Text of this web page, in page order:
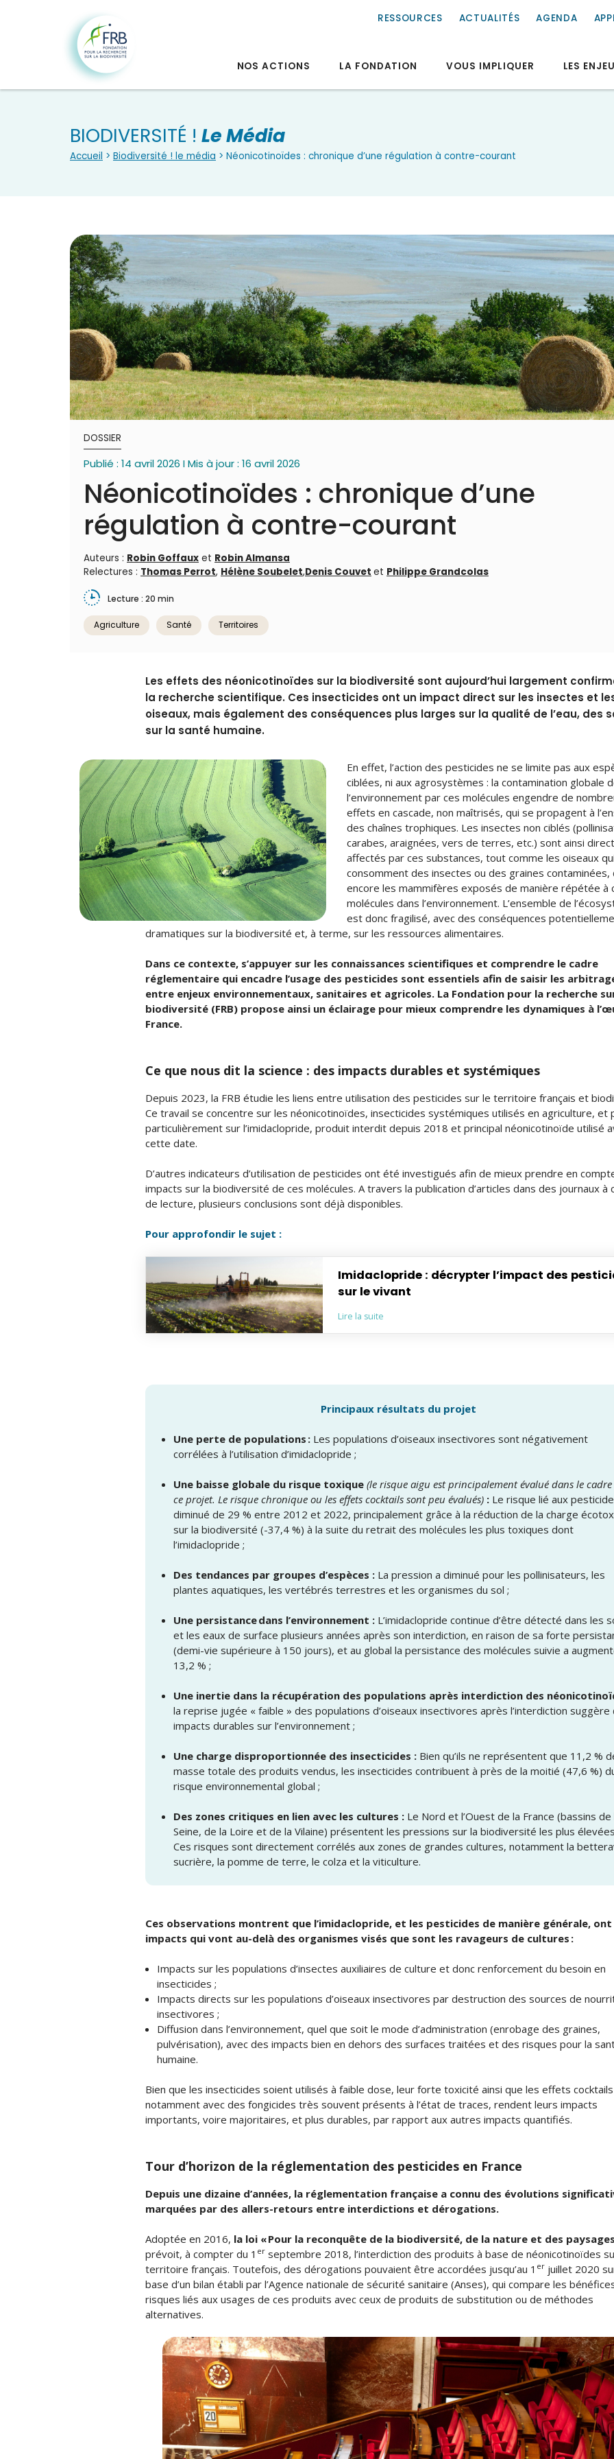
RESSOURCES ACTUALITÉS AGENDA
NOS ACTIONS LA FONDATION VOUS IMPLIQUER LES
BIODIVERSITÉ ! Le Média
Accueil > Biodiversité ! le média > Néonicotinoïdes : chronique d’une régulation à contre-courant
DOSSIER
Publié : 14 avril 2026 I Mis à jour : 16 avril 2026
Néonicotinoïdes : chronique d’une
régulation à contre-courant
Auteurs : Robin Goffaux et Robin Almansa
Relectures : Thomas Perrot, Hélène Soubelet,Denis Couvet et Philippe Grandcolas
Lecture : 20 min
Agriculture Santé Territoires
Les effets des néonicotinoïdes sur la biodiversité sont aujourd’hui largement
la recherche scientifique. Ces insecticides ont un impact direct sur les insectes et
oiseaux, mais également des conséquences plus larges sur la qualité de l’eau, des
sur la santé humaine.
En effet, l’action des pesticides ne se limite pas aux
ciblées, ni aux agrosystèmes : la contamination globale
l’environnement par ces molécules engendre de
effets en cascade, non maîtrisés, qui se propagent à
des chaînes trophiques. Les insectes non ciblés
carabes, araignées, vers de terres, etc.) sont ainsi
affectés par ces substances, tout comme les oiseaux qui
consomment des insectes ou des graines contaminées,
encore les mammifères exposés de manière répétée à
molécules dans l’environnement. L’ensemble de
est donc fragilisé, avec des conséquences
dramatiques sur la biodiversité et, à terme, sur les ressources alimentaires.
Dans ce contexte, s’appuyer sur les connaissances scientifiques et comprendre le cadre
réglementaire qui encadre l’usage des pesticides sont essentiels afin de saisir les
entre enjeux environnementaux, sanitaires et agricoles. La Fondation pour la recherche
biodiversité (FRB) propose ainsi un éclairage pour mieux comprendre les dynamiques à
France.
Ce que nous dit la science : des impacts durables et systémiques
Depuis 2023, la FRB étudie les liens entre utilisation des pesticides sur le territoire français et
Ce travail se concentre sur les néonicotinoïdes, insecticides systémiques utilisés en agriculture, et
particulièrement sur l’imidaclopride, produit interdit depuis 2018 et principal néonicotinoïde utilisé
cette date.
D’autres indicateurs d’utilisation de pesticides ont été investigués afin de mieux prendre en
impacts sur la biodiversité de ces molécules. A travers la publication d’articles dans des journaux à
de lecture, plusieurs conclusions sont déjà disponibles.
Pour approfondir le sujet :
Imidaclopride : décrypter l’impact des
sur le vivant
Lire la suite
Principaux résultats du projet
Une perte de populations : Les populations d’oiseaux insectivores sont négativement
corrélées à l’utilisation d’imidaclopride ;
Une baisse globale du risque toxique(le risque aigu est principalement évalué dans le cadre
ce projet. Le risque chronique ou les effets cocktails sont peu évalués) : Le risque lié aux
diminué de 29 % entre 2012 et 2022, principalement grâce à la réduction de la charge
sur la biodiversité (-37,4 %) à la suite du retrait des molécules les plus toxiques dont
l’imidaclopride ;
Des tendances par groupes d’espèces : La pression a diminué pour les pollinisateurs, les
plantes aquatiques, les vertébrés terrestres et les organismes du sol ;
Une persistance dans l’environnement : L’imidaclopride continue d’être détecté dans les
et les eaux de surface plusieurs années après son interdiction, en raison de sa forte
(demi-vie supérieure à 150 jours), et au global la persistance des molécules suivie a
13,2 % ;
Une inertie dans la récupération des populations après interdiction des
la reprise jugée « faible » des populations d’oiseaux insectivores après l’interdiction suggère
impacts durables sur l’environnement ;
Une charge disproportionnée des insecticides : Bien qu’ils ne représentent que 11,2 %
masse totale des produits vendus, les insecticides contribuent à près de la moitié (47,6 %)
risque environnemental global ;
Des zones critiques en lien avec les cultures : Le Nord et l’Ouest de la France (bassins de
Seine, de la Loire et de la Vilaine) présentent les pressions sur la biodiversité les plus
Ces risques sont directement corrélés aux zones de grandes cultures, notamment la
sucrière, la pomme de terre, le colza et la viticulture.
Ces observations montrent que l’imidaclopride, et les pesticides de manière générale, ont
impacts qui vont au-delà des organismes visés que sont les ravageurs de cultures :
Impacts sur les populations d’insectes auxiliaires de culture et donc renforcement du besoin en
insecticides ;
Impacts directs sur les populations d’oiseaux insectivores par destruction des sources de
insectivores ;
Diffusion dans l’environnement, quel que soit le mode d’administration (enrobage des graines,
pulvérisation), avec des impacts bien en dehors des surfaces traitées et des risques pour la
humaine.
Bien que les insecticides soient utilisés à faible dose, leur forte toxicité ainsi que les effets cocktails
notamment avec des fongicides très souvent présents à l’état de traces, rendent leurs impacts
importants, voire majoritaires, et plus durables, par rapport aux autres impacts quantifiés.
Tour d’horizon de la réglementation des pesticides en France
Depuis une dizaine d’années, la réglementation française a connu des évolutions
marquées par des allers-retours entre interdictions et dérogations.
Adoptée en 2016, la loi « Pour la reconquête de la biodiversité, de la nature et des
prévoit, à compter du 1 er septembre 2018, l’interdiction des produits à base de néonicotinoïdes
territoire français. Toutefois, des dérogations pouvaient être accordées jusqu’au 1 er juillet 2020
base d’un bilan établi par l’Agence nationale de sécurité sanitaire (Anses), qui compare les
risques liés aux usages de ces produits avec ceux de produits de substitution ou de méthodes
alternatives.